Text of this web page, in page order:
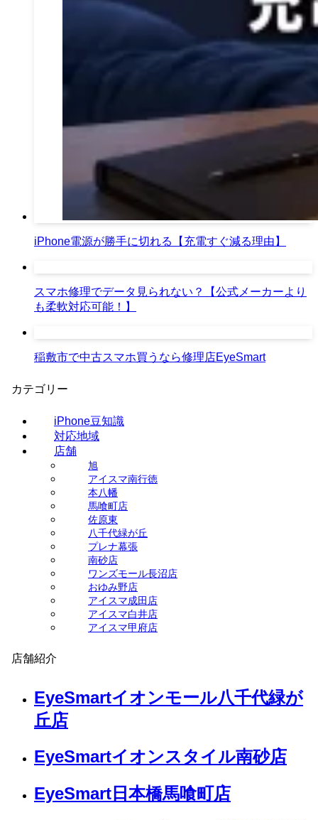
iPhone電源が勝手に切れる【充電すぐ減る理由】
スマホ修理でデータ見られない？【公式メーカーより
も柔軟対応可能！】
稲敷市で中古スマホ買うなら修理店EyeSmart
カテゴリー
iPhone豆知識
対応地域
店舗
旭
アイスマ南行徳
本八幡
馬喰町店
佐原東
八千代緑が丘
プレナ幕張
南砂店
ワンズモール長沼店
おゆみ野店
アイスマ成田店
アイスマ白井店
アイスマ甲府店
店舗紹介
EyeSmartイオンモール八千代緑が
丘店
EyeSmartイオンスタイル南砂店
EyeSmart日本橋馬喰町店